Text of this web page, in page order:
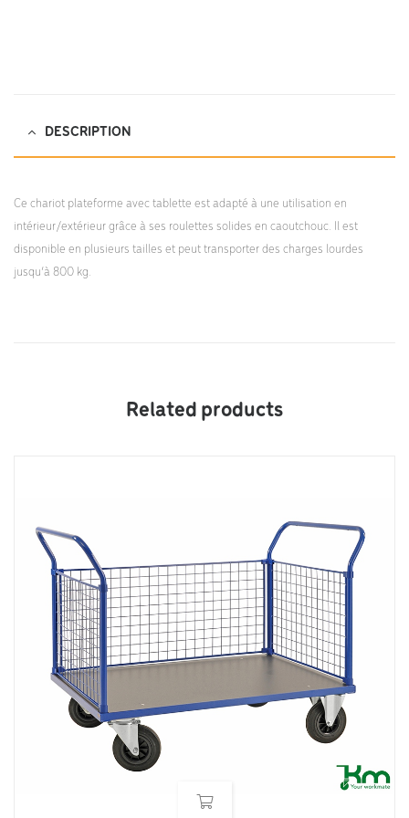
DESCRIPTION
Ce chariot plateforme avec tablette est adapté à une utilisation en
intérieur/extérieur grâce à ses roulettes solides en caoutchouc. Il est
disponible en plusieurs tailles et peut transporter des charges lourdes
jusqu’à 800 kg.
Related products